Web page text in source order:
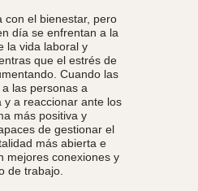
con el bienestar, pero
día se enfrentan a la
la vida laboral y
que el estrés de
Cuando las
las personas a
y a reaccionar ante los
más positiva y
de gestionar el
más abierta e
mejores conexiones y
de trabajo.